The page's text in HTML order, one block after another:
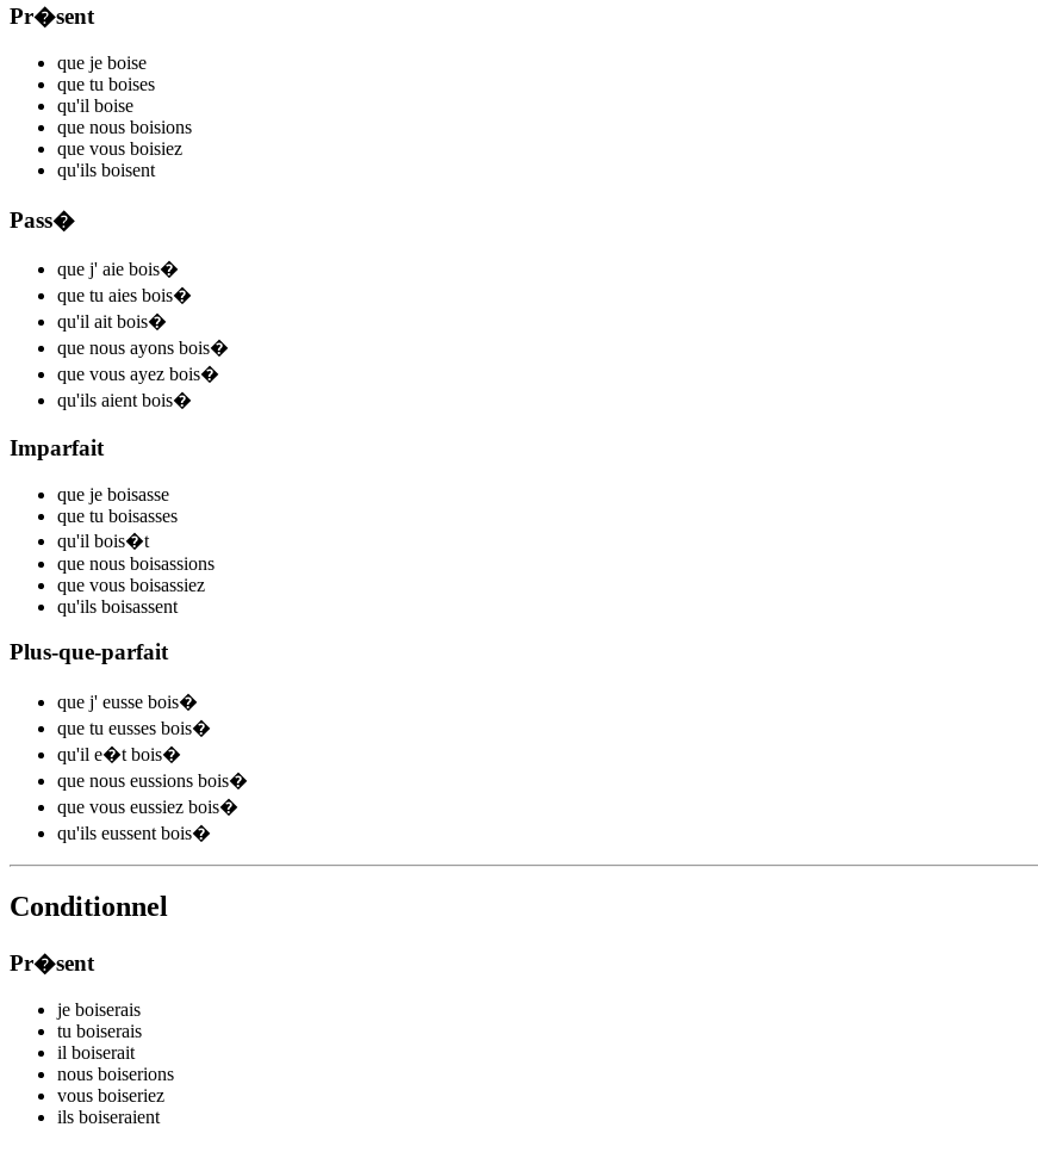
Pr�sent
que je boise
que tu boises
qu'il boise
que nous boisions
que vous boisiez
qu'ils boisent
Pass�
que j' aie bois�
que tu aies bois�
qu'il ait bois�
que nous ayons bois�
que vous ayez bois�
qu'ils aient bois�
Imparfait
que je boisasse
que tu boisasses
qu'il bois�t
que nous boisassions
que vous boisassiez
qu'ils boisassent
Plus-que-parfait
que j' eusse bois�
que tu eusses bois�
qu'il e�t bois�
que nous eussions bois�
que vous eussiez bois�
qu'ils eussent bois�
Conditionnel
Pr�sent
je boiserais
tu boiserais
il boiserait
nous boiserions
vous boiseriez
ils boiseraient